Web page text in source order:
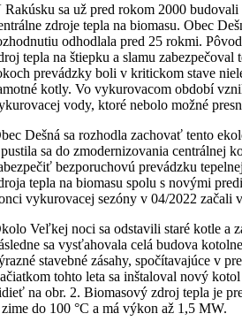
Rakúsku sa už pred rokom 2000
zdroje tepla na biomasu. Obec
odhodlala pred 25 rokmi.
tepla na štiepku a slamu zabezpečoval
prevádzky boli v kritickom stave
kotly. Vo vykurovacom období
vody, ktoré nebolo možné
Dešná sa rozhodla zachovať tento
sa do zmodernizovania centrálnej
bezporuchovú prevádzku
tepla na biomasu spolu s novými
vykurovacej sezóny v 04/2022 začali
Veľkej noci sa odstavili staré kotle a
sa vysťahovala celá budova
stavebné zásahy, spočítavajúce v
tohto leta sa inštaloval nový
na obr. 2. Biomasový zdroj tepla je
do 100 °C a má výkon až 1,5 MW.